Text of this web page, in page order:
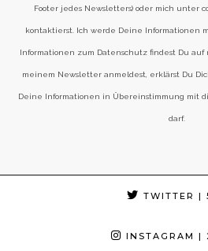
Footer jedes Newsletters) oder mich unter
kontaktierst. Ich werde Deine Informationen
Informationen zum Datenschutz findest Du auf
meinem Newsletter anmeldest, erklärst Du
Deine Informationen in Übereinstimmung mit
darf.
TWITTER |
INSTAGRAM |